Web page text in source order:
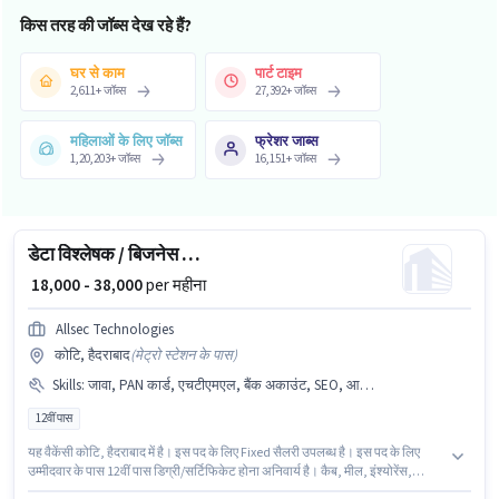
किस तरह की जॉब्स देख रहे हैं?
घर से काम
2,611+जॉब्स
पार्ट टाइम
27,392+जॉब्स
महिलाओं के लिए जॉब्स
1,20,203+जॉब्स
फ्रेशर जाब्स
16,151+जॉब्स
डेटा विश्लेषक / बिजनेस एनालिस्ट इंटर्न
₹ 18,000 - 38,000per महीना
Allsec Technologies
कोटि, हैदराबाद(मेट्रो स्टेशन के पास)
Skills: जावा, PAN कार्ड, एचटीएमएल, बैंक अकाउंट, SEO, आधार कार्ड, समस्या समाधान, पाइथन, SQL, जावास्क्रिप्ट, बैकएंड डेवलपमेंट
12वीं पास
यह वैकेंसी कोटि, हैदराबाद में है। इस पद के लिए Fixed सैलरी उपलब्ध है। इस पद के लिए
उम्मीदवार के पास 12वीं पास डिग्री/सर्टिफिकेट होना अनिवार्य है। कैब, मील, इंश्योरेंस,